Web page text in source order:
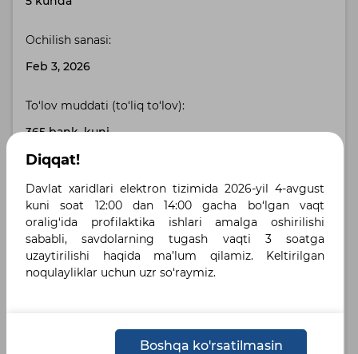
Ochilish sanasi:
Feb 3, 2026
To‘lov muddati (to‘liq to‘lov):
365 bank. kuni
Buyurtmachi manzili:
Toshkent shahri, Toshkent shahri , пр-т А.Темура 4
Yetkazib berish manzili:
город Ташкент, Мирзо-Улугбекский район , город
Ташкент, Мирзо-Улугбекский район, улица
Belgilangan tillar :
Diqqat!
Davlat xaridlari elektron tizimida 2026-yil 4-avgust
kuni soat 12:00 dan 14:00 gacha bo‘lgan vaqt
oralig‘ida profilaktika ishlari amalga oshirilishi
sababli, savdolarning tugash vaqti 3 soatga
uzaytirilishi haqida ma’lum qilamiz. Keltirilgan
noqulayliklar uchun uzr so‘raymiz.
Boshqa ko'rsatilmasin